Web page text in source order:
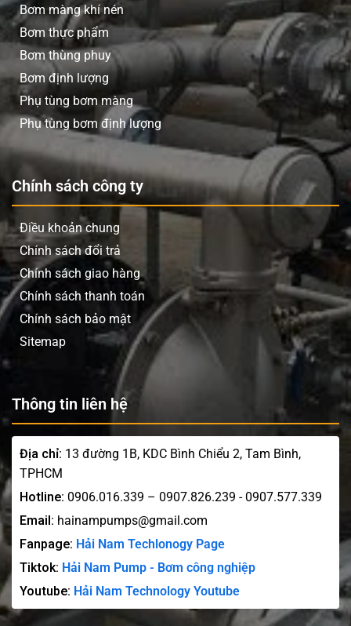
Bơm màng khí nén
Bơm thực phẩm
Bơm thùng phuy
Bơm định lượng
Phụ tùng bơm màng
Phụ tùng bơm định lượng
Chính sách công ty
Điều khoản chung
Chính sách đổi trả
Chính sách giao hàng
Chính sách thanh toán
Chính sách bảo mật
Sitemap
Thông tin liên hệ
Địa chỉ: 13 đường 1B, KDC Bình Chiểu 2, Tam Bình,
TPHCM
Hotline: 0906.016.339 – 0907.826.239 - 0907.577.339
Email: hainampumps@gmail.com
Fanpage: Hải Nam Techlonogy Page
Tiktok: Hải Nam Pump - Bơm công nghiệp
Youtube: Hải Nam Technology Youtube